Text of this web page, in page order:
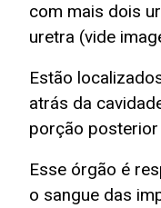
com mais dois
uretra (vide
Estão
atrás da
porção
Esse órgão é
o sangue das